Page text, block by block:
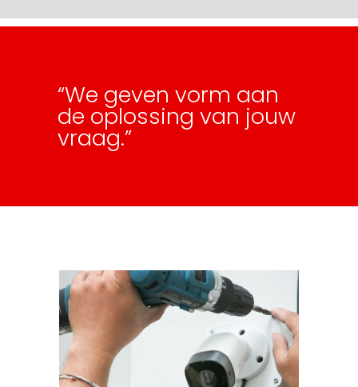
“We geven vorm aan
de oplossing van jouw
vraag.”